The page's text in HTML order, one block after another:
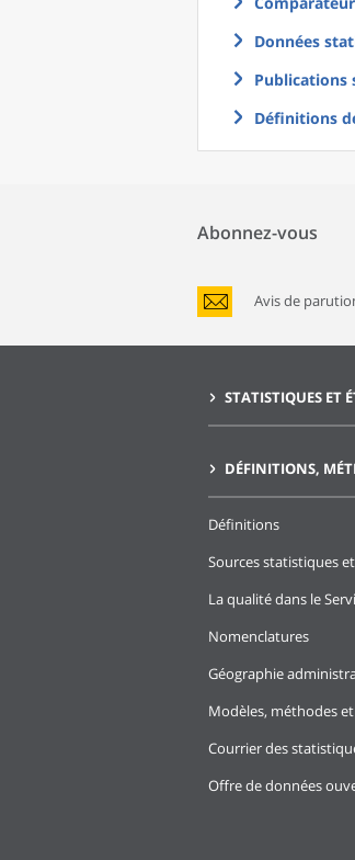
Données
Publications
Définitions
Abonnez-vous
Avis de
STATISTIQUES ET
DÉFINITIONS,
Définitions
Sources statistiques
La qualité dans le
Nomenclatures
Géographie
Modèles, méthodes
Courrier des
Offre de données